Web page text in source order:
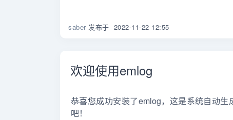
saber发布于 2022-11-22 12:55
欢迎使用emlog
恭喜您成功安装了emlog，这是系统自动
吧！